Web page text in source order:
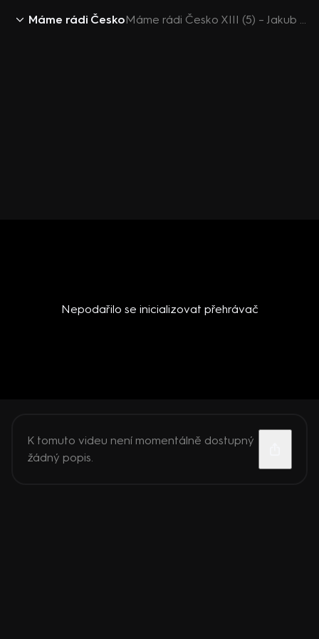
Máme rádi Česko Máme rádi Česko XIII (5) – Jakub Prachař si ukládá nahé fotky
Nepodařilo se inicializovat přehrávač
K tomuto videu není momentálně dostupný
žádný popis.